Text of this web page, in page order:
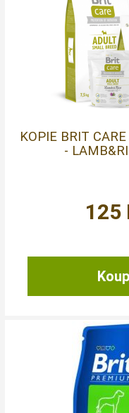
KOPIE BRIT
-
125